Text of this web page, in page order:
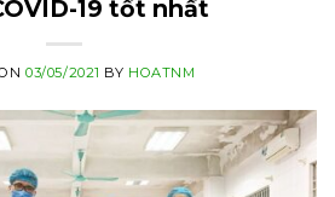
19 tốt nhất
03/05/2021 BY HOATNM